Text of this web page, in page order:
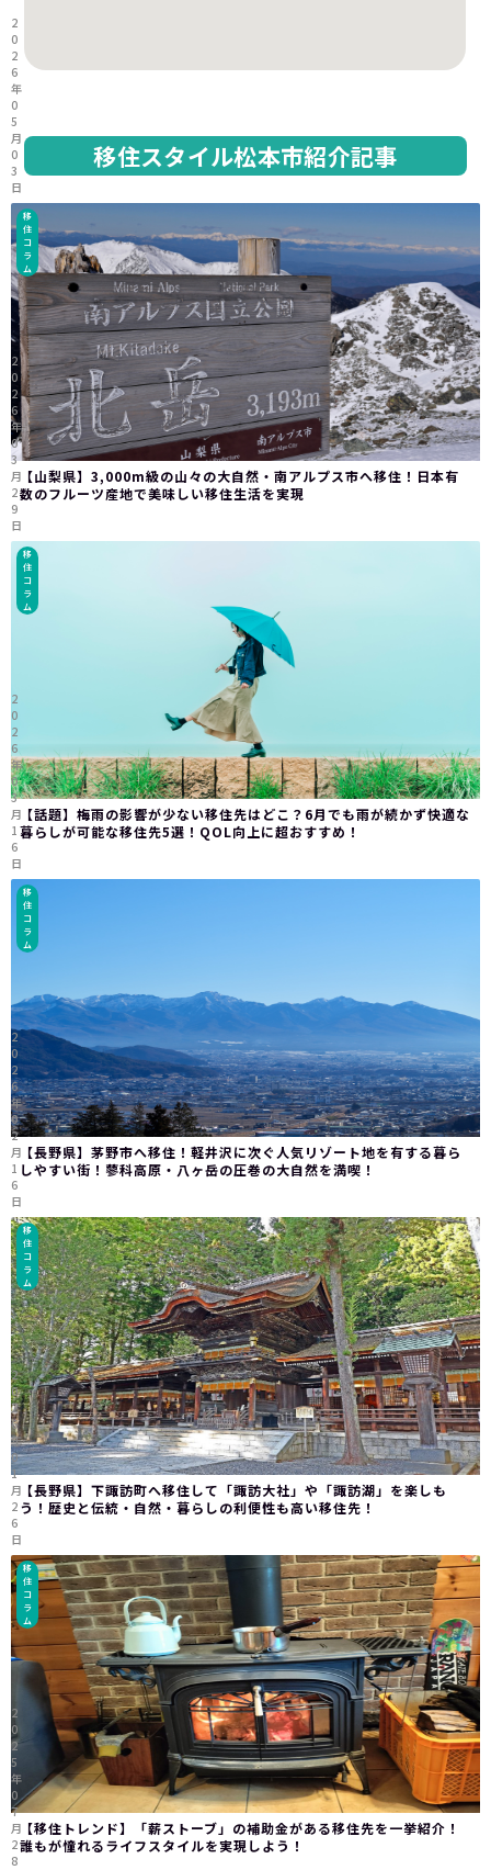
移住スタイル松本市紹介記事
移
住
コ
ラ
ム
【山梨県】3,000m級の山々の大自然・南アルプス市へ移住！日本有
数のフルーツ産地で美味しい移住生活を実現
2
0
2
6
年
0
5
月
0
3
日
移
住
コ
ラ
ム
【話題】梅雨の影響が少ない移住先はどこ？6月でも雨が続かず快適な
暮らしが可能な移住先5選！QOL向上に超おすすめ！
2
0
2
6
年
0
3
月
2
9
日
移
住
コ
ラ
ム
【長野県】茅野市へ移住！軽井沢に次ぐ人気リゾート地を有する暮ら
しやすい街！蓼科高原・八ヶ岳の圧巻の大自然を満喫！
2
0
2
6
年
0
3
月
1
6
日
移
住
コ
ラ
ム
【長野県】下諏訪町へ移住して「諏訪大社」や「諏訪湖」を楽しも
う！歴史と伝統・自然・暮らしの利便性も高い移住先！
2
0
2
6
年
0
2
月
1
6
日
移
住
コ
ラ
ム
【移住トレンド】「薪ストーブ」の補助金がある移住先を一挙紹介！
誰もが憧れるライフスタイルを実現しよう！
2
0
2
6
年
0
1
月
2
6
日
2
0
2
5
年
0
7
月
2
8